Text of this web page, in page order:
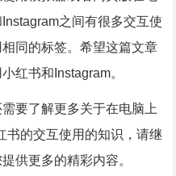
之间有很多交互使
同的标签。希望这篇文章
红书和Instagram。
要了解更多关于在电脑上
书的交互使用的知识，请继
供更多的精彩内容。